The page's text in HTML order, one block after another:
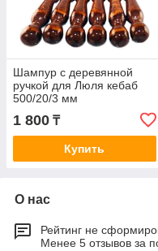
Шампур с деревянной
ручкой для Люля кебаб
500/20/3 мм
1 800 ₸
Купить
О нас
Рейтинг не
Менее 5 отзывов за